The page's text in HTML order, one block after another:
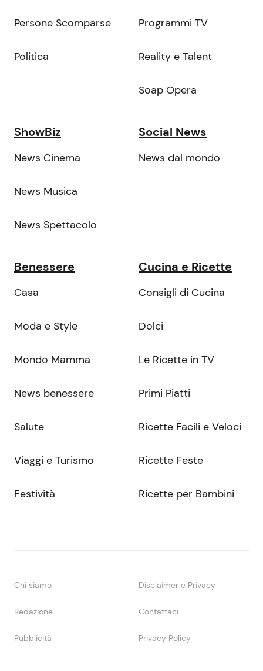
Persone Scomparse
Politica
Programmi TV
Reality e Talent
Soap Opera
ShowBiz
News Cinema
News Musica
News Spettacolo
Social News
News dal mondo
Benessere
Casa
Moda e Style
Mondo Mamma
News benessere
Salute
Viaggi e Turismo
Festività
Cucina e Ricette
Consigli di Cucina
Dolci
Le Ricette in TV
Primi Piatti
Ricette Facili e Veloci
Ricette Feste
Ricette per Bambini
Chi siamo Disclaimer e Privacy
Redazione Contattaci
Pubblicità Privacy Policy